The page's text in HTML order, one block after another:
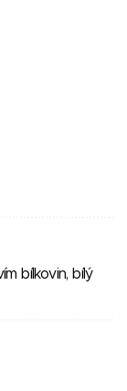
bílkovin, bílý